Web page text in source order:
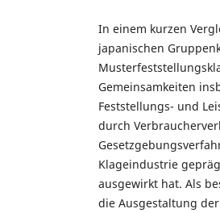
In einem kurzen
japanischen
Gemeinsamkeiten
Feststellungs- und
durch
Klageindustrie
ausgewirkt hat. Als
die Ausgestaltung